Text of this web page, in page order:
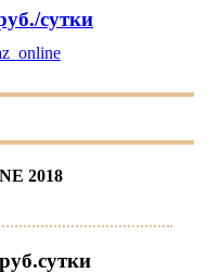
сутки
2018